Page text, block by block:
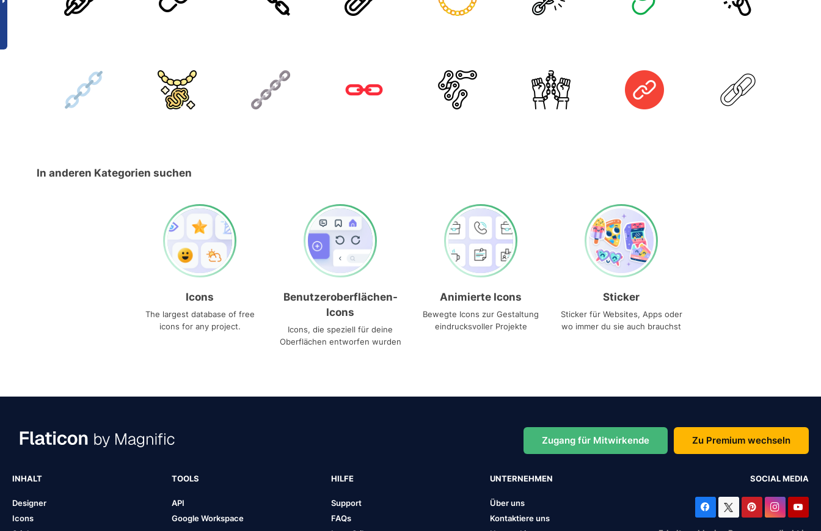
In anderen Kategorien suchen
Icons
The largest database of free
icons for any project.
Benutzeroberflächen-
Icons
Icons, die speziell für deine
Oberflächen entworfen wurden
Animierte Icons
Bewegte Icons zur Gestaltung
eindrucksvoller Projekte
Sticker
Sticker für Websites, Apps oder
wo immer du sie auch brauchst
Zugang für Mitwirkende Zu Premium wechseln
INHALT
Designer
Icons
TOOLS
API
Google Workspace
HILFE
Support
FAQs
UNTERNEHMEN
Über uns
Kontaktiere uns
SOCIAL MEDIA